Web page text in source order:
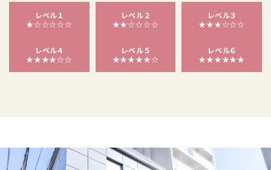
レベル１
★☆☆☆☆☆
レベル２
★★☆☆☆☆
レベル３
★★★☆☆☆
レベル４
★★★★☆☆
レベル５
★★★★★☆
レベル６
★★★★★★